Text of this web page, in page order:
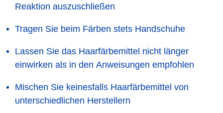
Reaktion auszuschließen
Tragen Sie beim Färben stets Handschuhe
Lassen Sie das Haarfärbemittel nicht länger
einwirken als in den Anweisungen empfohlen
Mischen Sie keinesfalls Haarfärbemittel von
unterschiedlichen Herstellern